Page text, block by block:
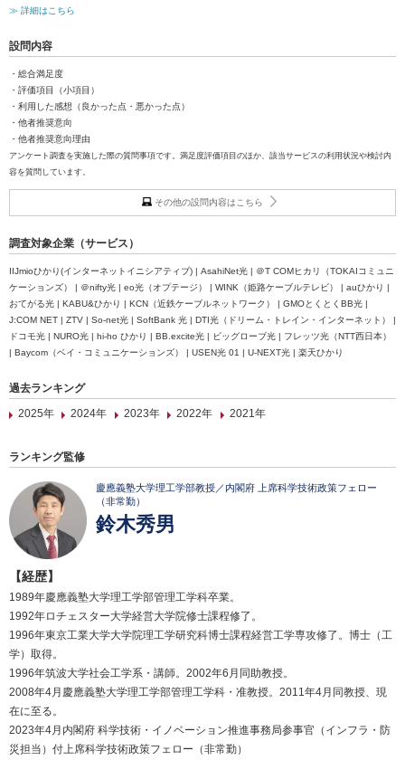
≫ 詳細はこちら
設問内容
・総合満足度
・評価項目（小項目）
・利用した感想（良かった点・悪かった点）
・他者推奨意向
・他者推奨意向理由
アンケート調査を実施した際の質問事項です。満足度評価項目のほか、該当サービスの利用状況や検討内
容を質問しています。
その他の設問内容はこちら
調査対象企業（サービス）
IIJmioひかり(インターネットイニシアティブ) | AsahiNet光 | ＠T COMヒカリ（TOKAIコミュニ
ケーションズ） | ＠nifty光 | eo光（オプテージ） | WINK（姫路ケーブルテレビ） | auひかり |
おてがる光 | KABU&ひかり | KCN（近鉄ケーブルネットワーク） | GMOとくとくBB光 |
J:COM NET | ZTV | So-net光 | SoftBank 光 | DTI光（ドリーム・トレイン・インターネット） |
ドコモ光 | NURO光 | hi-ho ひかり | BB.excite光 | ビッグローブ光 | フレッツ光（NTT西日本）
| Baycom（ベイ・コミュニケーションズ） | USEN光 01 | U-NEXT光 | 楽天ひかり
過去ランキング
2025年
2024年 2023年 2022年 2021年
ランキング監修
慶應義塾大学理工学部教授／内閣府 上席科学技術政策フェロー
（非常勤）
鈴木秀男
【経歴】
1989年慶應義塾大学理工学部管理工学科卒業。
1992年ロチェスター大学経営大学院修士課程修了。
1996年東京工業大学大学院理工学研究科博士課程経営工学専攻修了。博士（工
学）取得。
1996年筑波大学社会工学系・講師。2002年6月同助教授。
2008年4月慶應義塾大学理工学部管理工学科・准教授。2011年4月同教授、現
在に至る。
2023年4月内閣府 科学技術・イノベーション推進事務局参事官（インフラ・防
災担当）付上席科学技術政策フェロー（非常勤）